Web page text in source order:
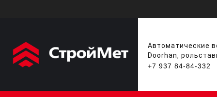
Автоматические
Doorhan,
+7 937 84-84-332